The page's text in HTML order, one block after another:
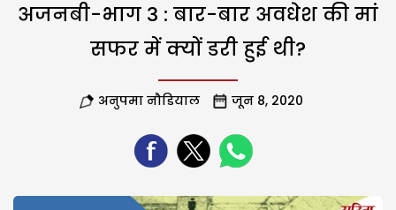
अजनबी-भाग 3 : बार-बार अवधेश की मां
सफर में क्यों डरी हुई थी?
अनुपमा नौडियाल जून 8, 2020